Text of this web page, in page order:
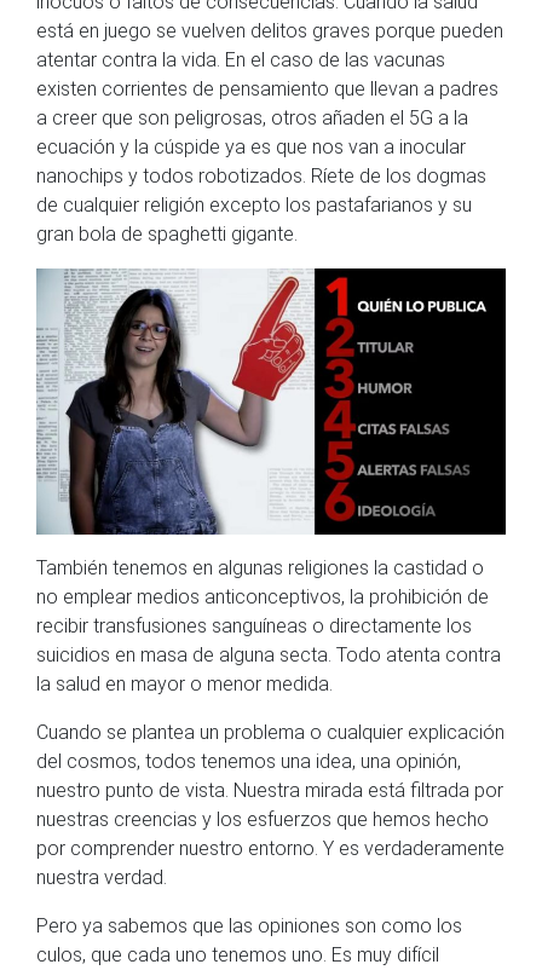
está en juego se vuelven delitos graves porque pueden
atentar contra la vida. En el caso de las vacunas
existen corrientes de pensamiento que llevan a padres
a creer que son peligrosas, otros añaden el 5G a la
ecuación y la cúspide ya es que nos van a inocular
nanochips y todos robotizados. Ríete de los dogmas
de cualquier religión excepto los pastafarianos y su
gran bola de spaghetti gigante.
También tenemos en algunas religiones la castidad o
no emplear medios anticonceptivos, la prohibición de
recibir transfusiones sanguíneas o directamente los
suicidios en masa de alguna secta. Todo atenta contra
la salud en mayor o menor medida.
Cuando se plantea un problema o cualquier explicación
del cosmos, todos tenemos una idea, una opinión,
nuestro punto de vista. Nuestra mirada está filtrada por
nuestras creencias y los esfuerzos que hemos hecho
por comprender nuestro entorno. Y es verdaderamente
nuestra verdad.
Pero ya sabemos que las opiniones son como los
culos, que cada uno tenemos uno. Es muy difícil